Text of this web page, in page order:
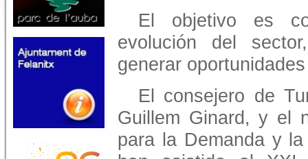
El objetivo es
evolución del
generar oportunidades
El consejero de
Guillem Ginard, y el
para la Demanda y